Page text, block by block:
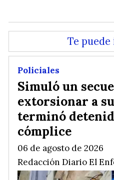
Te
Simuló un
extorsionar a
terminó
cómplice
Redacción Diario El
Policiales
06 de agosto de 2026